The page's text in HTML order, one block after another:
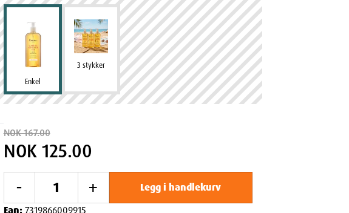
Enkel
3 stykker
NOK 167.00
NOK 125.00
- +
Legg i handlekurv
Ean: 7319866009915